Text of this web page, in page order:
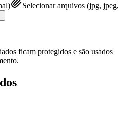
Selecionar arquivos (jpg, jpeg,
ficam protegidos e são usados